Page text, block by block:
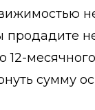
продадите
12-
сумму